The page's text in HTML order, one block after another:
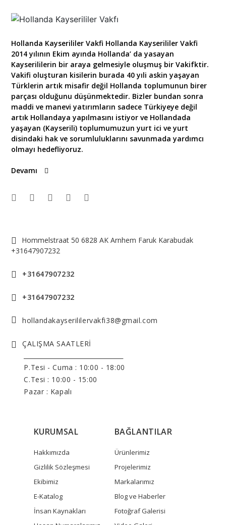
Hollanda Kayserililer Vakfi Hollanda Kayserililer Vakfi
2014 yılının Ekim ayında Hollanda’ da yasayan
Kayserililerin bir araya gelmesiyle oluşmuş bir Vakifktir.
Vakifi oluşturan kisilerin burada 40 yıli askin yaşayan
Türklerin artık misafir değil Hollanda toplumunun birer
parçası olduğunu düşünmektedir. Bizler bundan sonra
maddi ve manevi yatırımların sadece Türkiyeye değil
artık Hollandaya yapılmasını istiyor ve Hollandada
yaşayan (Kayserili) toplumumuzun yurt ici ve yurt
disindaki hak ve sorumluluklarını savunmada yardımcı
olmayı hedefliyoruz.
Devamı
Hommelstraat 50 6828 AK Arnhem Faruk Karabudak
+31647907232
+31647907232
+31647907232
hollandakayserililervakfi38@gmail.com
ÇALIŞMA SAATLERİ
P.Tesi - Cuma : 10:00 - 18:00
C.Tesi : 10:00 - 15:00
Pazar : Kapalı
KURUMSAL
Hakkımızda
Gizlilik Sözleşmesi
Ekibimiz
E-Katalog
İnsan Kaynakları
BAĞLANTILAR
Ürünlerimiz
Projelerimiz
Markalarımız
Blog ve Haberler
Fotoğraf Galerisi